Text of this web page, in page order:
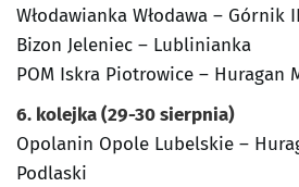
Włodawianka Włodawa – Górnik
Bizon Jeleniec – Lublinianka
POM Iskra Piotrowice – Huragan
6. kolejka (29-30 sierpnia)
Opolanin Opole Lubelskie –
Podlaski